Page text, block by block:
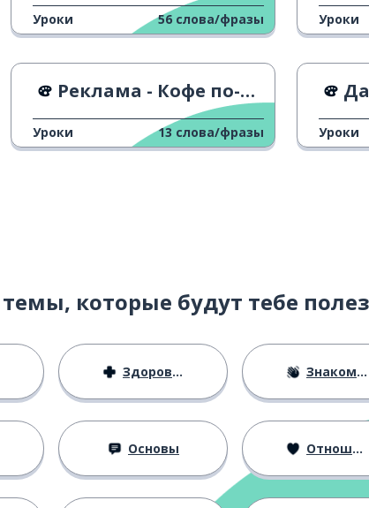
Уроки 56 слова/фразы Уроки
Реклама - Кофе по-моему
Уроки 13 слова/фразы Уроки
которые будут тебе
Здоровье Знакомство
Основы Отношения